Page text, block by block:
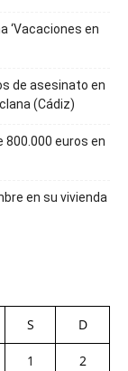
‘Vacaciones en
de asesinato en
(Cádiz)
800.000 euros en
en su vivienda
S D
1
2